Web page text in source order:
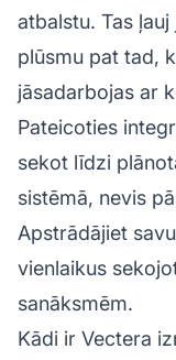
atbalstu. Tas
plūsmu pat tad,
jāsadarbojas ar
Pateicoties
sekot līdzi
sistēmā, nevis
Apstrādājiet
vienlaikus
sanāksmēm.
Kādi ir Vectera